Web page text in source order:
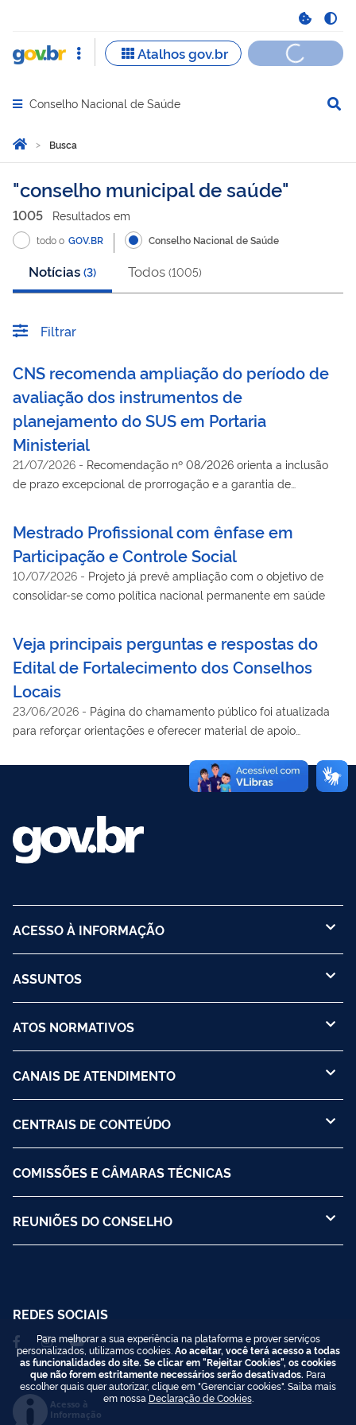
Abrir menu principal de navegação
Conselho Nacional de Saúde
Você está aqui:
Página Inicial
Busca
Busca
conselho municipal de saúde
1005 Resultados em
todo o GOV.BR Conselho Nacional de Saúde
Notícias (3) Todos (1005)
Filtrar
CNS recomenda ampliação do período de
avaliação dos instrumentos de
planejamento do SUS em Portaria
Ministerial
21/07/2026 - Recomendação nº 08/2026 orienta a inclusão
de prazo excepcional de prorrogação e a garantia de
Mestrado Profissional com ênfase em
Participação e Controle Social
10/07/2026 - Projeto já prevê ampliação com o objetivo de
consolidar-se como política nacional permanente em saúde
Veja principais perguntas e respostas do
Edital de Fortalecimento dos Conselhos
Locais
23/06/2026 - Página do chamamento público foi atualizada
para reforçar orientações e oferecer material de apoio
ACESSO À INFORMAÇÃO
ASSUNTOS
ATOS NORMATIVOS
CANAIS DE ATENDIMENTO
CENTRAIS DE CONTEÚDO
COMISSÕES E CÂMARAS TÉCNICAS
REUNIÕES DO CONSELHO
REDES SOCIAIS
Acesso à
Informação
Para melhorar a sua experiência na plataforma e prover serviços
personalizados, utilizamos cookies. Ao aceitar, você terá acesso a todas
as funcionalidades do site. Se clicar em "Rejeitar Cookies", os cookies
que não forem estritamente necessários serão desativados. Para
escolher quais quer autorizar, clique em "Gerenciar cookies". Saiba mais
em nossa Declaração de Cookies.